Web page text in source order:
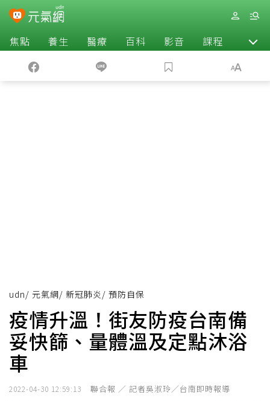
焦點 養生 醫療 百科 影音 課程 退休
udn/ 元氣網/ 新冠肺炎 / 預防自保
疫情升溫！街友防疫台南備
妥快篩、量體溫及定點沐浴
車
2022-04-30 12:59:13 聯合報 ／ 記者吳淑玲／台南即時報導